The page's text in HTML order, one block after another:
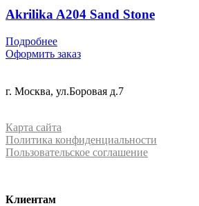
Akrilika A204 Sand Stone
Подробнее
Оформить заказ
г. Москва, ул.Боровая д.7
Карта сайта
Политика конфиденциальности
Пользовательское соглашение
Клиентам